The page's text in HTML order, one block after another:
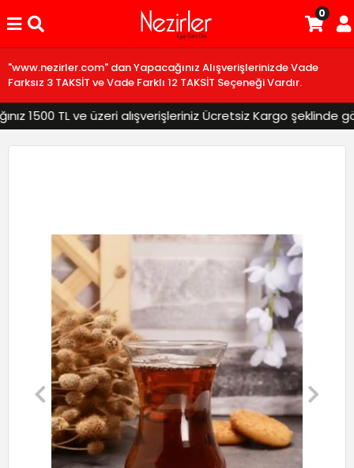
"www.nezirler.com" dan Yapacağınız Alışverişlerinizde Vade
Farksız 3 TAKSİT ve Vade Farklı 12 TAKSİT Seçeneği Vardır.
1500 TL ve üzeri alışverişleriniz Ücretsiz Kargo şeklinde
0